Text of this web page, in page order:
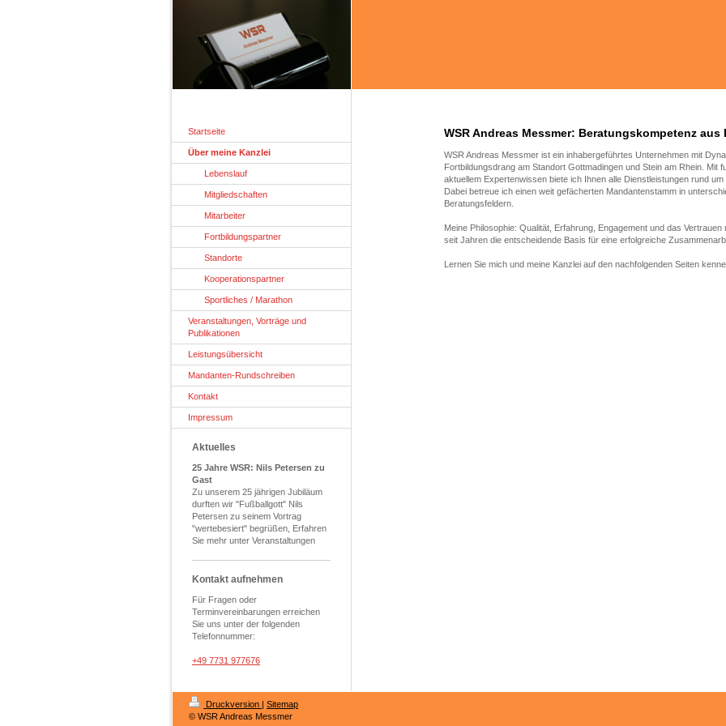
WSR Andreas Messmer: Beratungskompetenz aus
WSR Andreas Messmer ist ein inhabergeführtes Unternehmen mit
Fortbildungsdrang am Standort Gottmadingen und Stein am Rhein. Mit
aktuellem Expertenwissen biete ich Ihnen alle Dienstleistungen rund um
Dabei betreue ich einen weit gefächerten Mandantenstamm in
Beratungsfeldern.
Meine Philosophie: Qualität, Erfahrung, Engagement und das Vertrauen
seit Jahren die entscheidende Basis für eine erfolgreiche
Lernen Sie mich und meine Kanzlei auf den nachfolgenden Seiten
Startseite
Über meine Kanzlei
Lebenslauf
Mitgliedschaften
Mitarbeiter
Fortbildungspartner
Standorte
Kooperationspartner
Sportliches / Marathon
Veranstaltungen, Vorträge und
Publikationen
Leistungsübersicht
Mandanten-Rundschreiben
Kontakt
Impressum
Aktuelles
25 Jahre WSR: Nils Petersen zu
Gast
Zu unserem 25 jährigen Jubiläum
durften wir "Fußballgott" Nils
Petersen zu seinem Vortrag
"wertebesiert" begrüßen, Erfahren
Sie mehr unter Veranstaltungen
Kontakt aufnehmen
Für Fragen oder
Terminvereinbarungen erreichen
Sie uns unter der folgenden
Telefonnummer:
+49 7731 977676
Druckversion | Sitemap
© WSR Andreas Messmer